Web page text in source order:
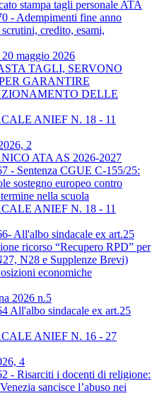
stampa tagli personale ATA
- Adempimenti fine anno
credito, esami,
maggio 2026
TAGLI, SERVONO
GARANTIRE
DELLE
ANIEF N. 18 - 11
2
ATA AS 2026-2027
- Sentenza CGUE C‑155/25:
sostegno europeo contro
nella scuola
ANIEF N. 18 - 11
All'albo sindacale ex art.25
ricorso “Recupero RPD” per
N28 e Supplenze Brevi)
economiche
2026 n.5
All'albo sindacale ex art.25
ANIEF N. 16 - 27
4
- Risarciti i docenti di religione:
sancisce l’abuso nei